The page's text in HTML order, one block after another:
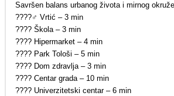
Savršen balans urbanog života i mirnog
????‍♂️ Vrtić – 3 min
???? Škola – 3 min
???? Hipermarket – 4 min
???? Park Tološi – 5 min
???? Dom zdravlja – 3 min
???? Centar grada – 10 min
???? Univerzitetski centar – 6 min